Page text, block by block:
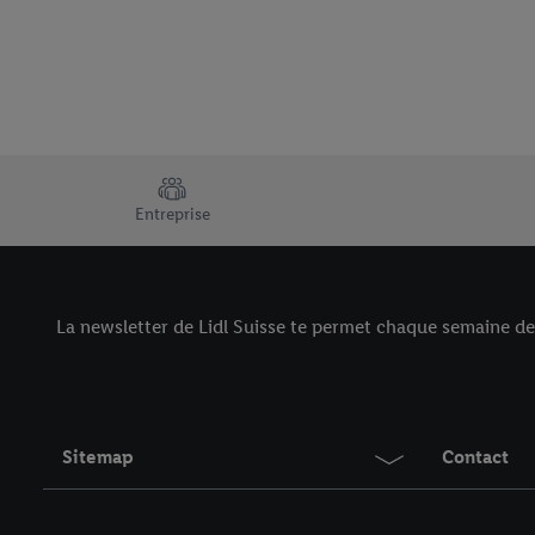
Entreprise
La newsletter de Lidl Suisse te permet chaque semaine
Sitemap Contact